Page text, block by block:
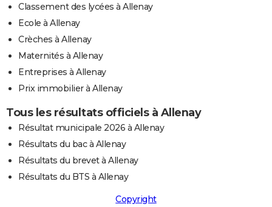
Classement des lycées à Allenay
Ecole à Allenay
Crèches à Allenay
Maternités à Allenay
Entreprises à Allenay
Prix immobilier à Allenay
Tous les résultats officiels à Allenay
Résultat municipale 2026 à Allenay
Résultats du bac à Allenay
Résultats du brevet à Allenay
Résultats du BTS à Allenay
Copyright